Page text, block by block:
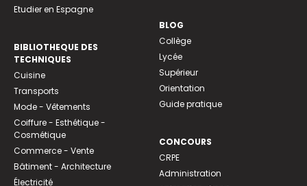
Etudier en Espagne
BIBLIOTHEQUE DES
TECHNIQUES
Cuisine
Transports
Mode - Vêtements
Coiffure - Esthétique -
Cosmétique
Commerce - Vente
Bâtiment - Architecture
Électricité
BLOG
Collège
Lycée
Supérieur
Orientation
Guide pratique
CONCOURS
CRPE
Administration